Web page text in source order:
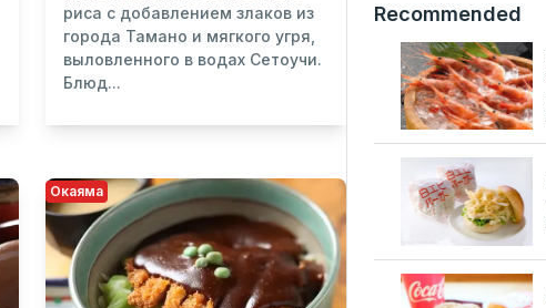
риса с добавлением злаков из
города Тамано и мягкого угря,
выловленного в водах Сетоучи.
Блюд...
Окаяма
Recommended